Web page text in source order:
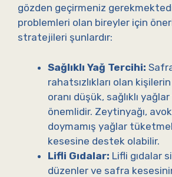
gözden geçirmeniz
problemleri olan bireyler için
stratejileri şunlardır:
Sağlıklı Yağ Tercihi:
rahatsızlıkları olan
oranı düşük, sağlıklı
önemlidir. Zeytinyağı,
doymamış yağlar
kesesine destek olabilir.
Lifli Gıdalar: Lifli gıdalar
düzenler ve safra